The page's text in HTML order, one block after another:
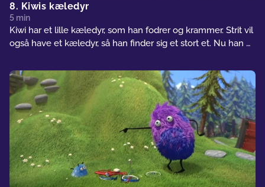
8. Kiwis kæledyr
5 min
Kiwi har et lille kæledyr, som han fodrer og krammer. Strit vil
også have et kæledyr, så han finder sig et stort et. Nu han er
få kæledyret ud, skal Strit også sluges. Strit redder Kiwis
kæledyr og sætter det store kæledyr fri. Derefter begynder
de sammen at fodre det lille kæledyr.